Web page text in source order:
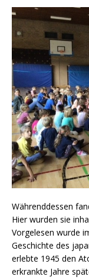
Währenddessen
Hier wurden sie
Vorgelesen wurde
Geschichte des
erlebte 1945 den
erkrankte Jahre